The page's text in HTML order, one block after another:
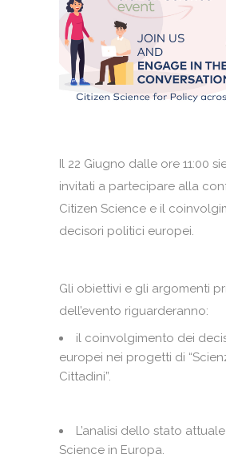
Il 22 Giugno dalle ore 11:00
invitati a partecipare alla
Citizen Science e il
decisori politici europei.
Gli obiettivi e gli argomenti
dell’evento riguarderanno:
il coinvolgimento dei
europei nei progetti di
Cittadini”.
L’analisi dello stato
Science in Europa.